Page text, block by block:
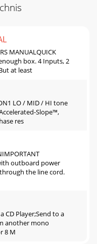
MANUALQUICK
box. 4 Inputs, 2
at least
LO / MID / HI tone
Slope™,
res
outboard power
the line cord.
CD Player;Send to a
another mono
8 M